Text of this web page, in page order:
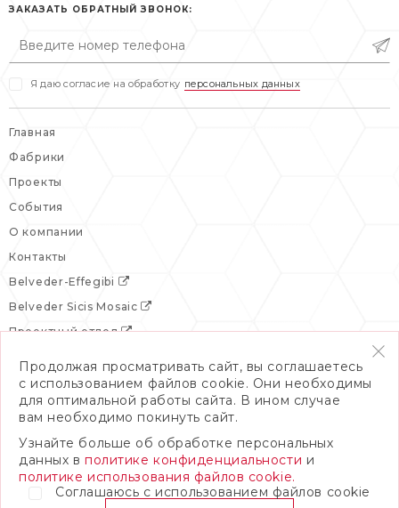
сб, вс: выходной
вс: выходной
ЗАКАЗАТЬ ОБРАТНЫЙ ЗВОНОК:
Я даю согласие на обработку персональных данных
Главная
Фабрики
Проекты
События
О компании
Контакты
Belveder-Effegibi
Belveder Sicis Mosaic
Проектный отдел
© 2026 БельведерПолитика конфиденциальности
Продолжая просматривать сайт, вы соглашаетесь
с использованием файлов cookie. Они необходимы
для оптимальной работы сайта. В ином случае
вам необходимо покинуть сайт.
Узнайте больше об обработке персональных
данных вполитике конфиденциальности и
политике использования файлов cookie.
Соглашаюсь с использованием файлов cookie